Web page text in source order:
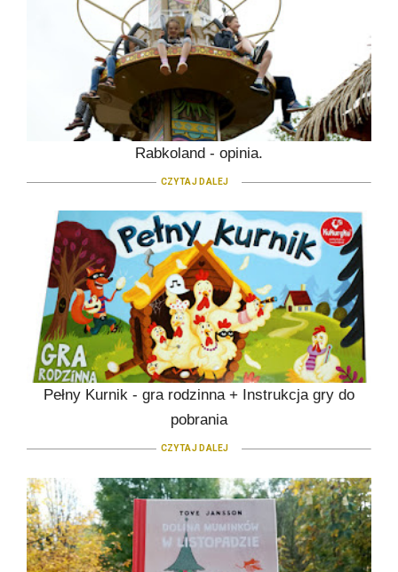
Rabkoland - opinia.
CZYTAJ DALEJ
Pełny Kurnik - gra rodzinna + Instrukcja gry do
pobrania
CZYTAJ DALEJ